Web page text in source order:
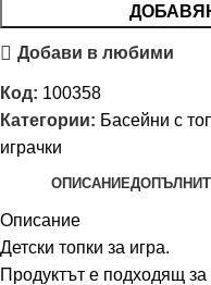
Добави в любими
Код: 100358
Категории: Басейни с
играчки
ОПИСАНИЕ
Описание
Детски топки за игра.
Продуктът е подходящ